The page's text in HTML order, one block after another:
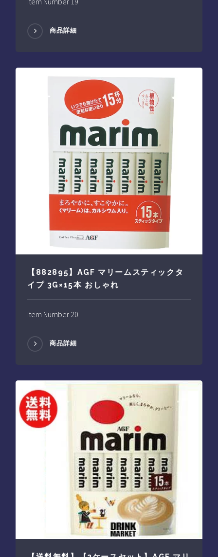
商品詳細
【882895】AGF マリームスティックタ
イプ 3G×15本 おしゃれ
Item Number 20
商品詳細